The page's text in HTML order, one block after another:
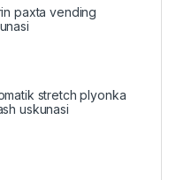
paxta vending
stretch plyonka
uskunasi